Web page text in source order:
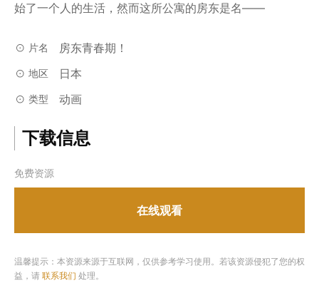
始了一个人的生活，然而这所公寓的房东是名——
片名 房东青春期！
地区 日本
类型 动画
下载信息
免费资源
在线观看
温馨提示：本资源来源于互联网，仅供参考学习使用。若该资源侵犯了您的权
益，请 联系我们 处理。